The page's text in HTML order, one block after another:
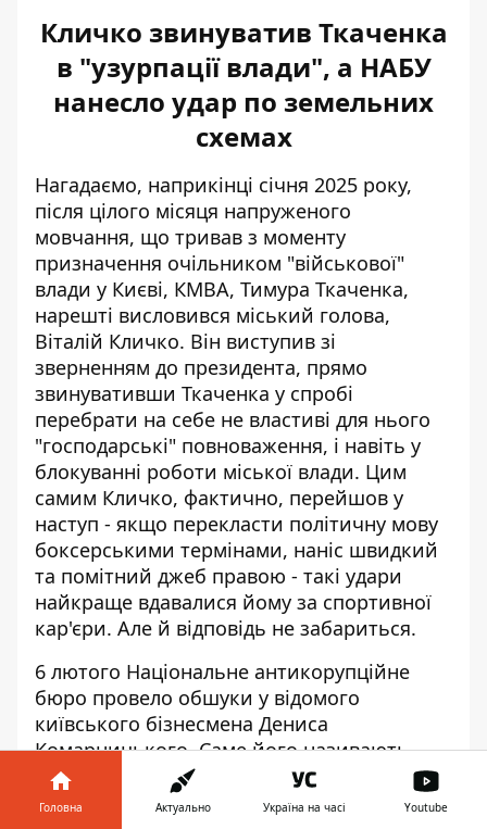
Кличко звинуватив Ткаченка
в "узурпації влади", а НАБУ
нанесло удар по земельних
схемах
Нагадаємо, наприкінці січня 2025 року,
після цілого місяця напруженого
мовчання, що тривав з моменту
призначення очільником "військової"
влади у Києві, КМВА, Тимура Ткаченка,
нарешті висловився міський голова,
Віталій Кличко. Він виступив зі
зверненням до президента, прямо
звинувативши Ткаченка у спробі
перебрати на себе не властиві для нього
"господарські" повноваження, і навіть у
блокуванні роботи міської влади. Цим
самим Кличко, фактично, перейшов у
наступ - якщо перекласти політичну мову
боксерськими термінами, наніс швидкий
та помітний джеб правою - такі удари
найкраще вдавалися йому за спортивної
кар'єри. Але й відповідь не забариться.
6 лютого Національне антикорупційне
бюро провело обшуки у відомого
київського бізнесмена Дениса
Комарницького. Саме його називають
"смотрящим" за містом - тобто, йому
журналісти-розслідувачі приписують
Головна Актуально Україна на часі Youtube